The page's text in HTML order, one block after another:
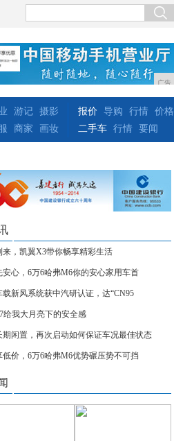
广告
游记 摄影
商家 画妆
报价 导购 行情 价格
二手车 行情 要闻
来，凯翼X3带你畅享精彩生活
安心，6万6哈弗M6你的安心家用车首
载新风系统获中汽研认证，达“CN95
给我大月亮下的安全感
期闲置，再次启动如何保证车况最佳状态
低价，6万6哈弗M6优势碾压势不可挡